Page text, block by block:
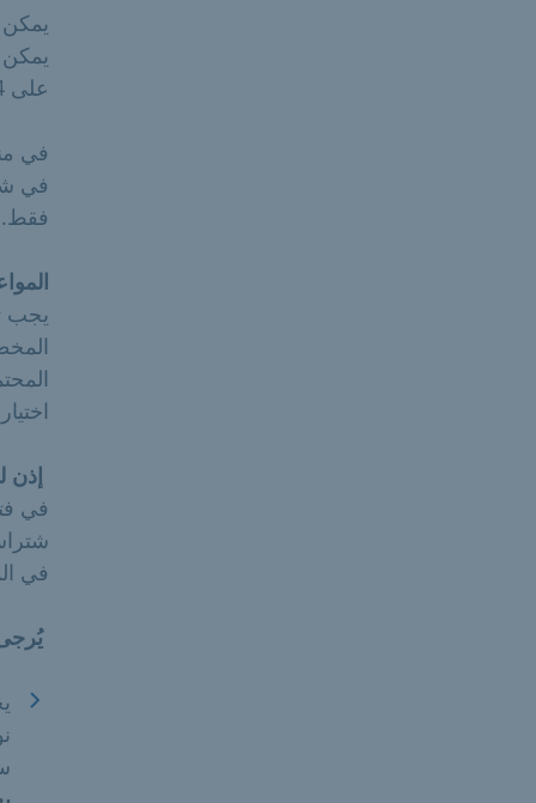
يمكن
يمكن
على 24 يوم بيع لكل منظمة غير ربحية في السنة.
في
فقط.
يجب
إذن
في
في